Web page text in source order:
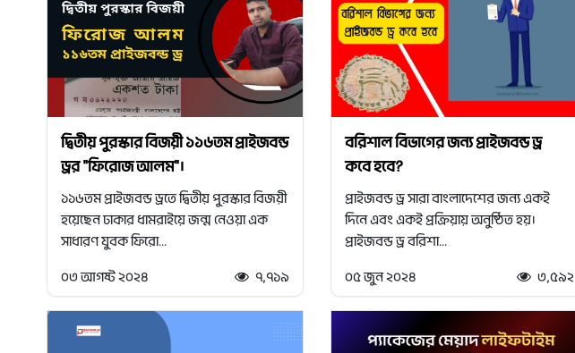
দ্বিতীয় পুরস্কার বিজয়ী ১১৬তম প্রাইজবন্ড
ড্রর "ফিরোজ আলম"।
১১৬তম প্রাইজবন্ড ড্রতে দ্বিতীয় পুরস্কার বিজয়ী
হয়েছেন ঢাকার ধামরাইয়ে জন্ম নেওয়া এক
সাধারণ যুবক ফিরো...
০৩ আগষ্ট ২০২৪
৭,৭১৯
বরিশাল বিভাগের জন্য প্রাইজবন্ড ড্র
কবে হবে?
প্রাইজবন্ড ড্র সারা বাংলাদেশের জন্য একই
দিনে এবং একই প্রক্রিয়ায় অনুষ্ঠিত হয়।
প্রাইজবন্ড ড্র বরিশা...
০৫ জুন ২০২৪
৩,৫৯২